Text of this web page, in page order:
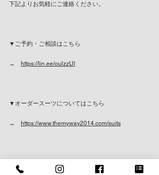
下記よりお気軽にご連絡ください。
▼ご予約・ご相談はこちら
→ https://lin.ee/oulzzUI
▼オーダースーツについてはこちら
→ https://www.themyway2014.com/suits
▼タキシードの詳細はこちら